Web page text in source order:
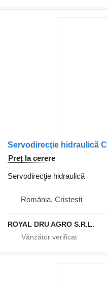
Preț la cerere
Servodirecţie hidraulică
România, Cristesti
ROYAL DRU AGRO S.R.L.